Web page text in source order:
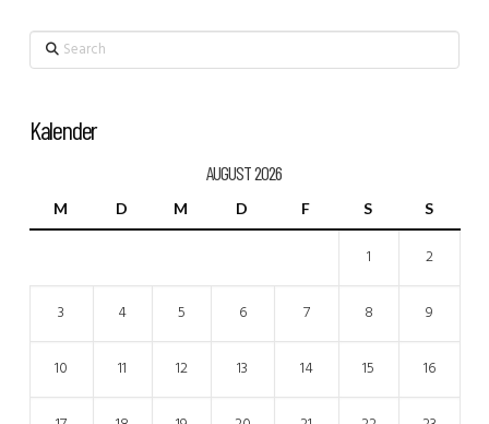
Search
Kalender
AUGUST 2026
M D M D F S S
1 2
3 4 5 6 7 8 9
10 11 12 13 14 15 16